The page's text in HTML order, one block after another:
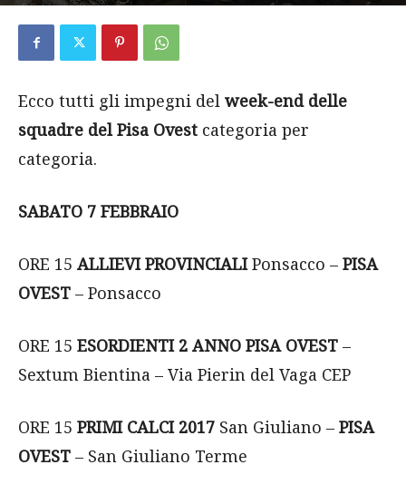
5 Febbraio 2026
Ecco tutti gli impegni del week-end delle
squadre del Pisa Ovest categoria per
categoria.
SABATO 7 FEBBRAIO
ORE 15 ALLIEVI PROVINCIALIPonsacco – PISA
OVEST – Ponsacco
ORE 15 ESORDIENTI 2 ANNO PISA OVEST –
Sextum Bientina – Via Pierin del Vaga CEP
ORE 15 PRIMI CALCI 2017 San Giuliano – PISA
OVEST – San Giuliano Terme